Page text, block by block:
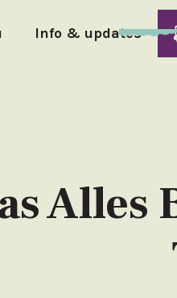
Info & updates
Alles